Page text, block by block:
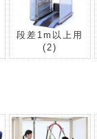
段差1m以上用
(2)